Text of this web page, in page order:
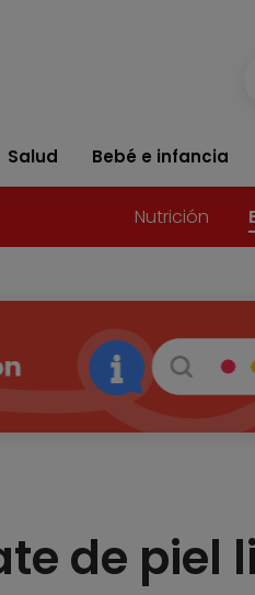
Salud Bebé e infancia
Nutrición
de piel